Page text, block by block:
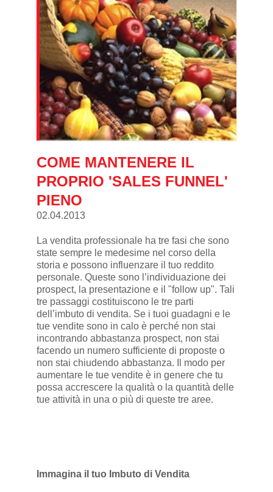
COME MANTENERE IL
PROPRIO 'SALES FUNNEL'
PIENO
02.04.2013
La vendita professionale ha tre fasi che sono
state sempre le medesime nel corso della
storia e possono influenzare il tuo reddito
personale. Queste sono l’individuazione dei
prospect, la presentazione e il "follow up". Tali
tre passaggi costituiscono le tre parti
dell’imbuto di vendita. Se i tuoi guadagni e le
tue vendite sono in calo è perché non stai
incontrando abbastanza prospect, non stai
facendo un numero sufficiente di proposte o
non stai chiudendo abbastanza. Il modo per
aumentare le tue vendite è in genere che tu
possa accrescere la qualità o la quantità delle
tue attività in una o più di queste tre aree.
Immagina il tuo Imbuto di Vendita